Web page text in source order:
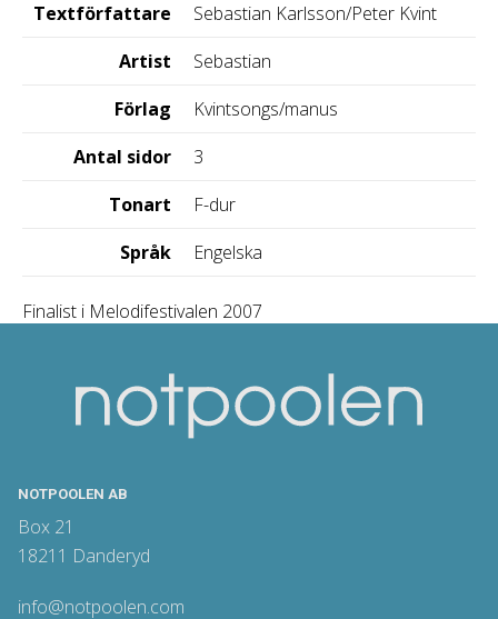
Textförfattare
Sebastian Karlsson/Peter Kvint
Artist
Sebastian
Förlag
Kvintsongs/manus
Antal sidor
3
Tonart
F-dur
Språk
Engelska
Finalist i Melodifestivalen 2007
NOTPOOLEN AB
Box 21
18211 Danderyd
info@notpoolen.com